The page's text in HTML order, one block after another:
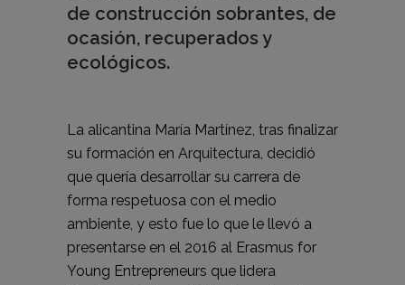
de construcción sobrantes, de
ocasión, recuperados y
ecológicos.
La alicantina María Martínez, tras finalizar
su formación en Arquitectura, decidió
que quería desarrollar su carrera de
forma respetuosa con el medio
ambiente, y esto fue lo que le llevó a
presentarse en el 2016 al Erasmus for
Young Entrepreneurs que lidera